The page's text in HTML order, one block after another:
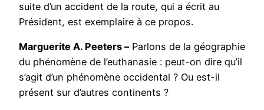
suite d’un accident de la route, qui a écrit au
Président, est exemplaire à ce propos.
Marguerite A. Peeters –Parlons de la géographie
du phénomène de l’euthanasie : peut-on dire qu’il
s’agit d’un phénomène occidental ? Ou est-il
présent sur d’autres continents ?